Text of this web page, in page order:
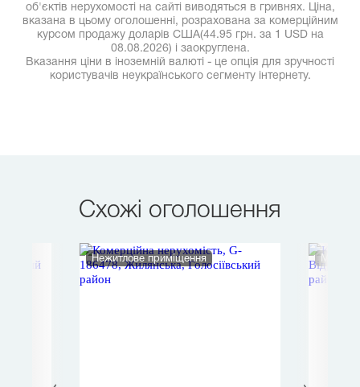
об'єктів нерухомості на сайті виводяться в гривнях. Ціна,
вказана в цьому оголошенні, розрахована за комерційним
курсом продажу доларів США(44.95 грн. за 1 USD на
08.08.2026) і заокруглена.
Вказання ціни в іноземній валюті - це опція для зручності
користувачів неукраїнського сегменту інтернету.
Схожі оголошення
Нежитлове приміщення